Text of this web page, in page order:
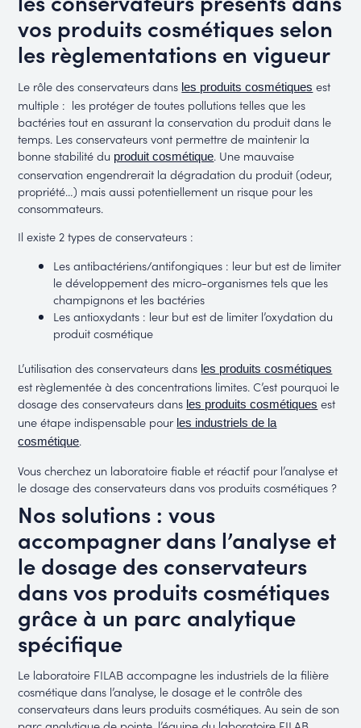
vos produits cosmétiques selon
les règlementations en vigueur
Le rôle des conservateurs dans les produits cosmétiques est
multiple : les protéger de toutes pollutions telles que les
bactéries tout en assurant la conservation du produit dans le
temps. Les conservateurs vont permettre de maintenir la
bonne stabilité du produit cosmétique. Une mauvaise
conservation engendrerait la dégradation du produit (odeur,
propriété…) mais aussi potentiellement un risque pour les
consommateurs.
Il existe 2 types de conservateurs :
Les antibactériens/antifongiques : leur but est de limiter
le développement des micro-organismes tels que les
champignons et les bactéries
Les antioxydants : leur but est de limiter l’oxydation du
produit cosmétique
L’utilisation des conservateurs dans les produits cosmétiques
est règlementée à des concentrations limites. C’est pourquoi le
dosage des conservateurs dans les produits cosmétiques est
une étape indispensable pour les industriels de la
cosmétique.
Vous cherchez un laboratoire fiable et réactif pour l’analyse et
le dosage des conservateurs dans vos produits cosmétiques ?
Nos solutions : vous
accompagner dans l’analyse et
le dosage des conservateurs
dans vos produits cosmétiques
grâce à un parc analytique
spécifique
Le laboratoire FILAB accompagne les industriels de la filière
cosmétique dans l’analyse, le dosage et le contrôle des
conservateurs dans leurs produits cosmétiques. Au sein de son